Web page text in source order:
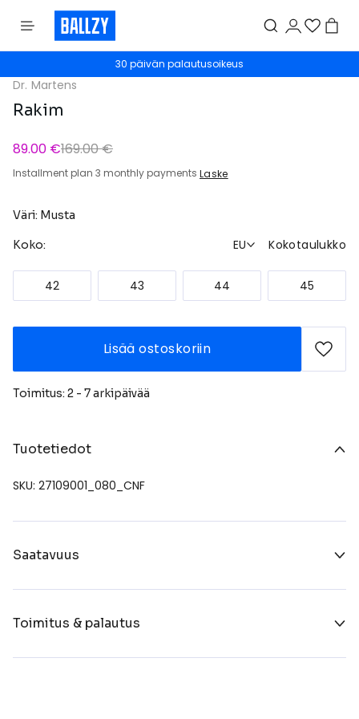
30 päivän palautusoikeus
Dr. Martens
Rakim
89.00 €169.00 €
Installment plan 3 monthly payments Laske
Väri: Musta
Koko: EU Kokotaulukko
42 43 44 45
Lisää ostoskoriin
Toimitus: 2 - 7 arkipäivää
Tuotetiedot
SKU: 27109001_080_CNF
Saatavuus
Toimitus & palautus